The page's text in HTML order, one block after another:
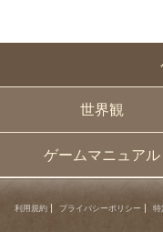
世界観
ゲームマニュアル
利用規約 プライバシーポリシー 特